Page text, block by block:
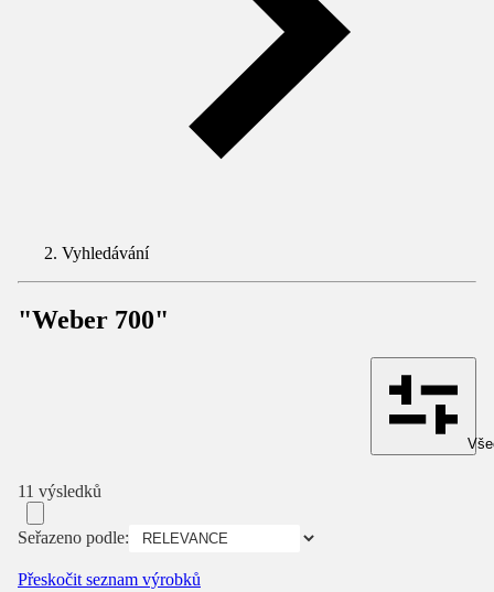
Vyhledávání
"Weber 700"
11 výsledků
Seřazeno podle:
Přeskočit seznam výrobků